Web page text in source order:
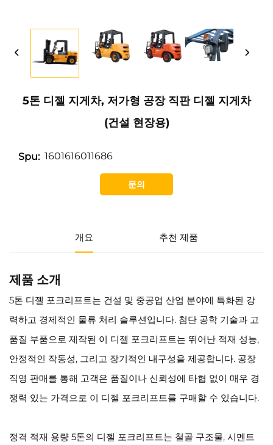
5톤 디젤 지게차, 저가형 공장 직판 디젤 지게차
(건설 현장용)
Spu: 1601616011686
문의
개요 추천 제품
제품 소개
5톤 디젤 포크리프트는 건설 및 중공업 산업 분야에 특화된 강
력하고 경제적인 물류 처리 솔루션입니다. 첨단 공학 기술과 고
품질 부품으로 제작된 이 디젤 포크리프트는 뛰어난 적재 성능,
안정적인 작동성, 그리고 장기적인 내구성을 제공합니다. 공장
직영 판매를 통해 고객은 품질이나 신뢰성에 타협 없이 매우 경
쟁력 있는 가격으로 이 디젤 포크리프트를 구매할 수 있습니다.
정격 적재 용량 5톤의 디젤 포크리프트는 철골 구조물, 시멘트